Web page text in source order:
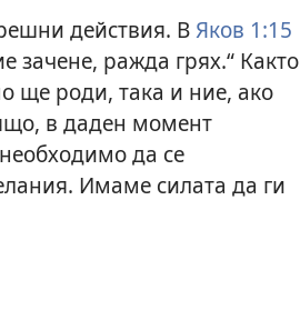
действия. ВЯков 1:15
зачене, ражда грях.“ Както
ще роди, така и ние, ако
в даден момент
да се
Имаме силата да ги